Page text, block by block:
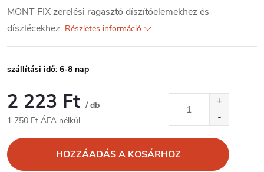
MONT FIX zerelési ragasztó díszítőelemekhez és
díszlécekhez. Részletes információ
szállítási idő: 6-8 nap
2 223 Ft / db
1 750 Ft ÁFA nélkül
HOZZÁADÁS A KOSÁRHOZ